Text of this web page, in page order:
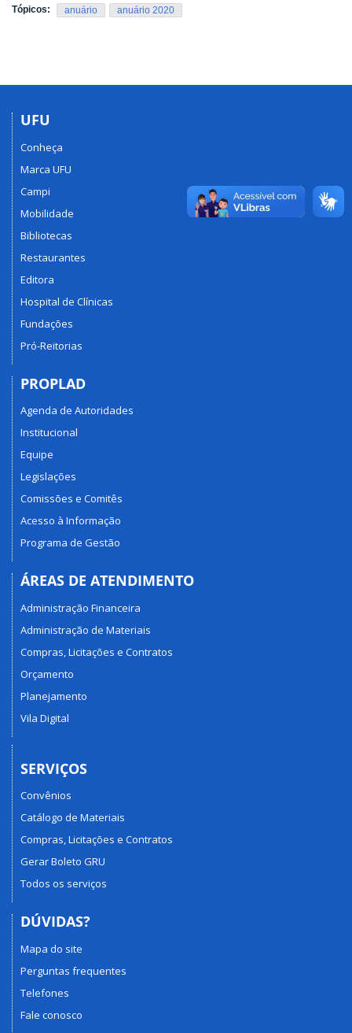
Tópicos: anuário anuário 2020
UFU
Conheça
Marca UFU
Campi
Mobilidade
Bibliotecas
Restaurantes
Editora
Hospital de Clínicas
Fundações
Pró-Reitorias
PROPLAD
Agenda de Autoridades
Institucional
Equipe
Legislações
Comissões e Comitês
Acesso à Informação
Programa de Gestão
ÁREAS DE ATENDIMENTO
Administração Financeira
Administração de Materiais
Compras, Licitações e Contratos
Orçamento
Planejamento
Vila Digital
SERVIÇOS
Convênios
Catálogo de Materiais
Compras, Licitações e Contratos
Gerar Boleto GRU
Todos os serviços
DÚVIDAS?
Mapa do site
Perguntas frequentes
Telefones
Fale conosco